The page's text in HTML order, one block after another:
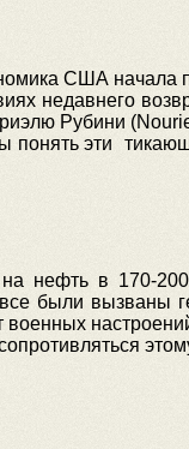
США начала
недавнего
Рубини
понять эти
нефть в 170-
были вызваны